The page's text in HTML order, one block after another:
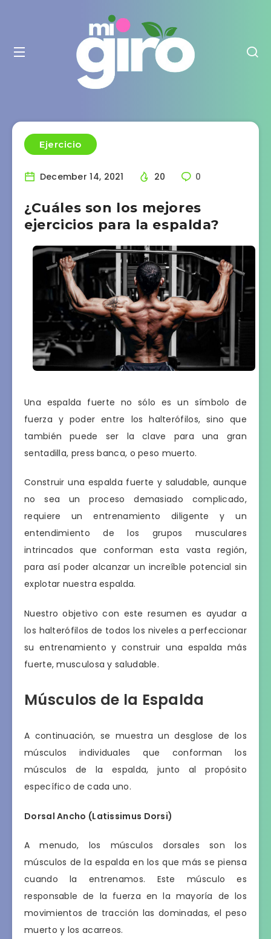
Ejercicio
December 14, 2021 20 0
¿Cuáles son los mejores
ejercicios para la espalda?
Una espalda fuerte no sólo es un símbolo de
fuerza y ​​poder entre los halterófilos, sino que
también puede ser la clave para una gran
sentadilla, press banca, o peso muerto.
Construir una espalda fuerte y saludable, aunque
no sea un proceso demasiado complicado,
requiere un entrenamiento diligente y un
entendimiento de los grupos musculares
intrincados que conforman esta vasta región,
para así poder alcanzar un increíble potencial sin
explotar nuestra espalda.
Nuestro objetivo con este resumen es ayudar a
los halterófilos de todos los niveles a perfeccionar
su entrenamiento y construir una espalda más
fuerte, musculosa y saludable.
Músculos de la Espalda
A continuación, se muestra un desglose de los
músculos individuales que conforman los
músculos de la espalda, junto al propósito
específico de cada uno.
Dorsal Ancho (Latissimus Dorsi)
A menudo, los músculos dorsales son los
músculos de la espalda en los que más se piensa
cuando la entrenamos. Este músculo es
responsable de la fuerza en la mayoría de los
movimientos de tracción las dominadas, el peso
muerto y los acarreos.